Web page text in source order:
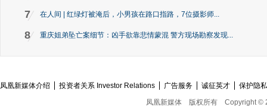
7 在人间 | 红绿灯被淹后，小男孩在路口指路，7位摄影师...
8 重庆姐弟坠亡案细节：凶手欲靠悲情蒙混 警方现场勘察发现...
凤凰新媒体介绍 投资者关系 Investor Relations 广告服务 诚征英才
保护隐
凤凰新媒体
版权所有 Copyright ©